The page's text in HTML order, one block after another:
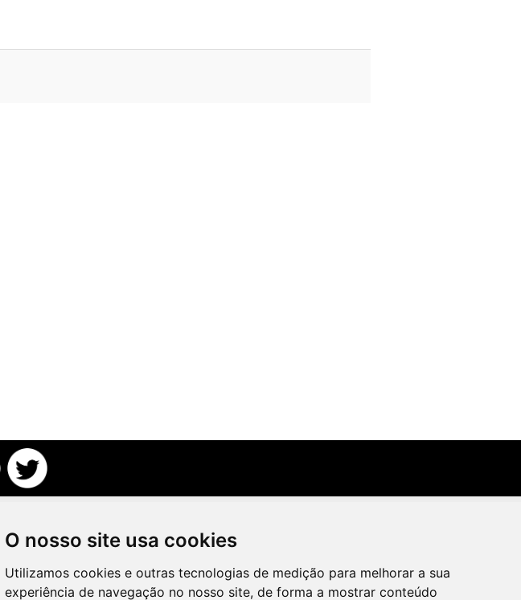
O nosso site usa cookies
Utilizamos cookies e outras tecnologias de medição para melhorar a sua
experiência de navegação no nosso site, de forma a mostrar conteúdo
2026, Irradie Marketing Digital